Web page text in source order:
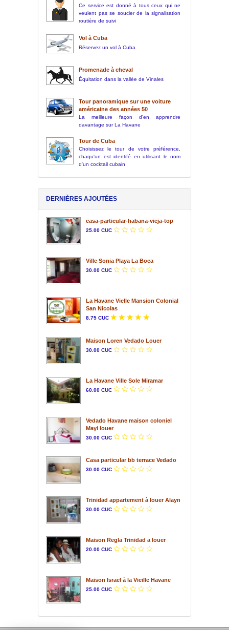
Ce service est donné à tous ceux qui ne
veulent pas se soucier de la signalisation
routière de suivi
Vol à Cuba
Réservez un vol à Cuba
Promenade à cheval
Équitation dans la vallée de Vinales
Tour panoramique sur une voiture
américaine des années 50
La meilleure façon d'en apprendre
davantage sur La Havane
Tour de Cuba
Choisissez le tour de votre préférence,
chaqu'un est identifé en utilisant le nom
d'un cocktail cubain
DERNIÈRES AJOUTÉES
casa-particular-habana-vieja-top
25.00 CUC
Ville Sonia Playa La Boca
30.00 CUC
La Havane Vielle Mansion Colonial
San Nicolas
8.75 CUC
Maison Loren Vedado Louer
30.00 CUC
La Havane Ville Sole Miramar
60.00 CUC
Vedado Havane maison coloniel
Mayi louer
30.00 CUC
Casa particular bb terrace Vedado
30.00 CUC
Trinidad appartement à louer Alayn
30.00 CUC
Maison Regla Trinidad a louer
20.00 CUC
Maison Israel à la Vieille Havane
25.00 CUC